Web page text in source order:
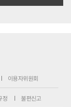
이용자위원회
정 불편신고